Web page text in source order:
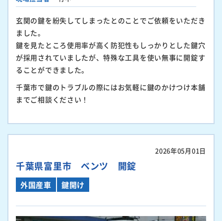
玄関の鍵を紛失してしまったとのことでご依頼をいただき
ました。
鍵を見たところ使用率が高く防犯性もしっかりとした鍵穴
が採用されていましたが、特殊な工具を使い無事に開錠す
ることができました。
千葉市で鍵のトラブルの際にはお気軽に鍵のかけつけ本舗
までご相談ください！
2026年05月01日
千葉県富里市 ベンツ 開錠
外国産車 鍵開け